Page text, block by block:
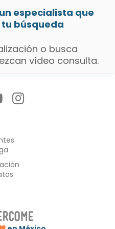
especialista que
búsqueda
o busca
vídeo consulta.